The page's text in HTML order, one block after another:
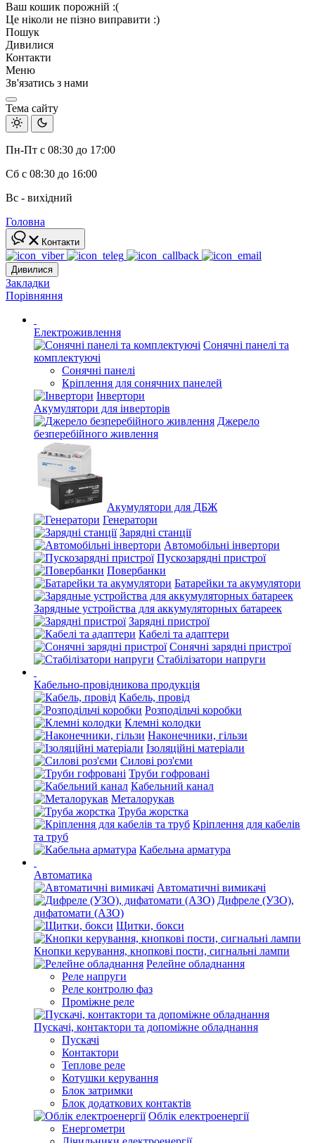
Ваш кошик порожній :(
Це ніколи не пізно виправити :)
Пошук
Дивилися
Контакти
Меню
Зв'язатись з нами
Тема сайту
Пн-Пт с 08:30 до 17:00
Сб с 08:30 до 16:00
Вс - вихідний
Головна
Контакти
Дивилися
Закладки
Порівняння
Електроживлення
Сонячні панелі та
комплектуючі
Сонячні панелі
Кріплення для сонячних панелей
Інвертори
Акумулятори для інверторів
Джерело
безперебійного живлення
Акумулятори для ДБЖ
Генератори
Зарядні станції
Автомобільні інвертори
Пускозарядні пристрої
Повербанки
Батарейки та акумулятори
Зарядные устройства для аккумуляторных батареек
Зарядні пристрої
Кабелі та адаптери
Сонячні зарядні пристрої
Стабілізатори напруги
Кабельно-провідникова продукція
Кабель, провід
Розподільчі коробки
Клемні колодки
Наконечники, гільзи
Ізоляційні матеріали
Силові роз'єми
Труби гофровані
Кабельний канал
Металорукав
Труба жорстка
Кріплення для кабелів
та труб
Кабельна арматура
Автоматика
Автоматичні вимикачі
Дифреле (УЗО),
дифатомати (АЗО)
Щитки, бокси
Кнопки керування, кнопкові пости, сигнальні лампи
Релейне обладнання
Реле напруги
Реле контролю фаз
Проміжне реле
Пускачі, контактори та допоміжне обладнання
Пускачі
Контактори
Теплове реле
Котушки керування
Блок затримки
Блок додаткових контактів
Облік електроенергії
Енергометри